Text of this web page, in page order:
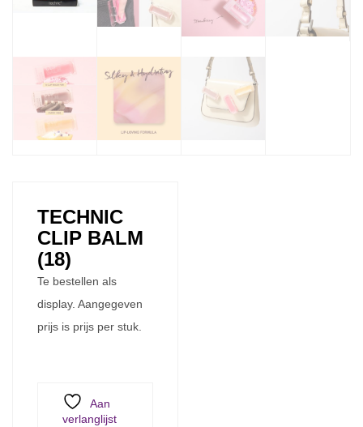
TECHNIC
CLIP BALM
(18)
Te bestellen als
display. Aangegeven
prijs is prijs per stuk.
Aan
verlanglijst